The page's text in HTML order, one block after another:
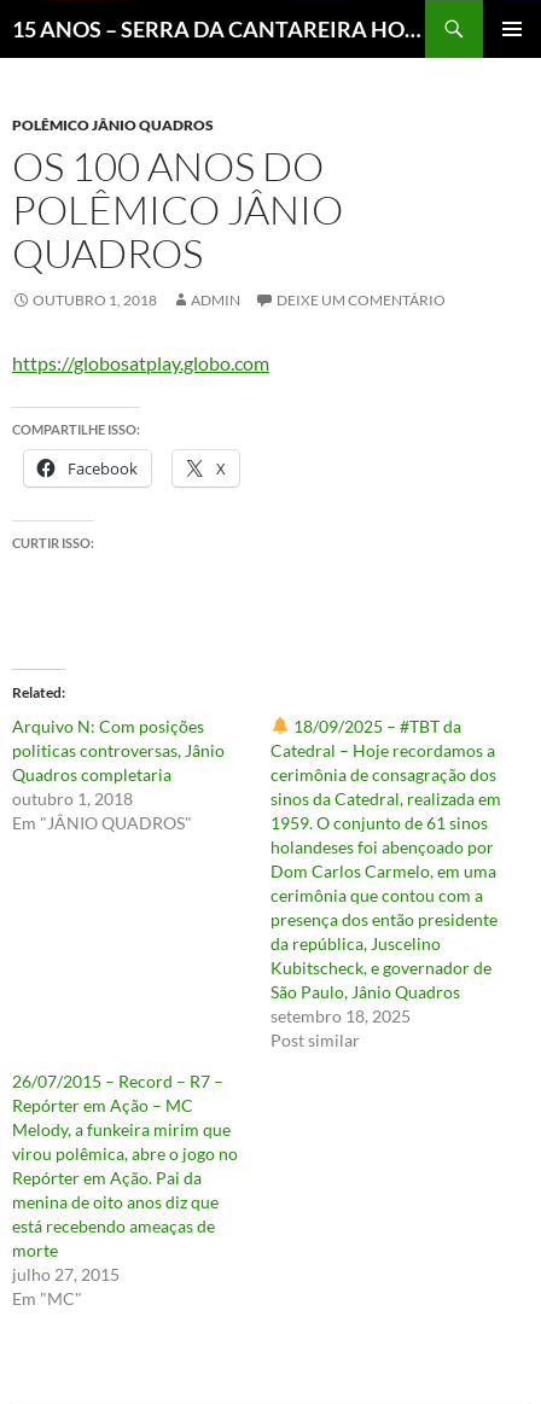
15 ANOS – SERRA DA CANTAREIRA HOJE E COTIDIANO DO BRASIL E DO MUNDO
POLÊMICO JÂNIO QUADROS
OS 100 ANOS DO
POLÊMICO JÂNIO
QUADROS
OUTUBRO 1, 2018 ADMIN DEIXE UM COMENTÁRIO
https://globosatplay.globo.com
COMPARTILHE ISSO:
Facebook X
CURTIR ISSO:
Related
Arquivo N: Com posições
politicas controversas, Jânio
Quadros completaria
outubro 1, 2018
Em "JÂNIO QUADROS"
18/09/2025 – #TBT da
Catedral – Hoje recordamos a
cerimônia de consagração dos
sinos da Catedral, realizada em
1959. O conjunto de 61 sinos
holandeses foi abençoado por
Dom Carlos Carmelo, em uma
cerimônia que contou com a
presença dos então presidente
da república, Juscelino
Kubitscheck, e governador de
São Paulo, Jânio Quadros
setembro 18, 2025
Post similar
26/07/2015 – Record – R7 –
Repórter em Ação – MC
Melody, a funkeira mirim que
virou polêmica, abre o jogo no
Repórter em Ação. Pai da
menina de oito anos diz que
está recebendo ameaças de
morte
julho 27, 2015
Em "MC"